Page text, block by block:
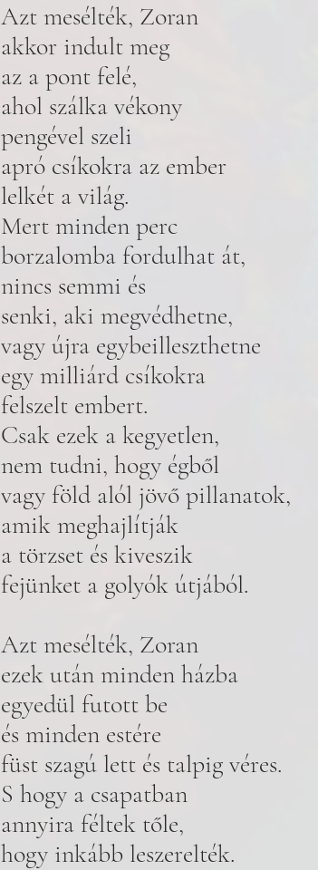
Azt mesélték, Zoran
akkor indult meg
az a pont felé,
ahol szálka vékony
pengével szeli
apró csíkokra az ember
lelkét a világ.
Mert minden perc
borzalomba fordulhat át,
nincs semmi és
senki, aki megvédhetne,
vagy újra egybeilleszthetne
egy milliárd csíkokra
felszelt embert.
Csak ezek a kegyetlen,
nem tudni, hogy égből
vagy föld alól jövő pillanatok,
amik meghajlítják
a törzset és kiveszik
fejünket a golyók útjából.
Azt mesélték, Zoran
ezek után minden házba
egyedül futott be
és minden estére
füst szagú lett és talpig véres.
S hogy a csapatban
annyira féltek tőle,
hogy inkább leszerelték.